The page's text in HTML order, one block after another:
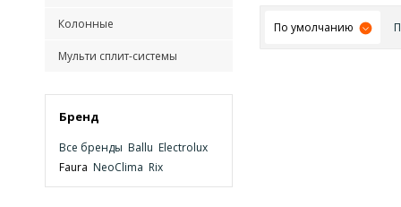
Колонные
Мульти сплит-системы
Бренд
Все бренды Ballu Electrolux
Faura NeoClima Rix
По умолчанию